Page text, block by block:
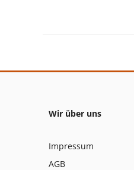
Wir über uns
Impressum
AGB